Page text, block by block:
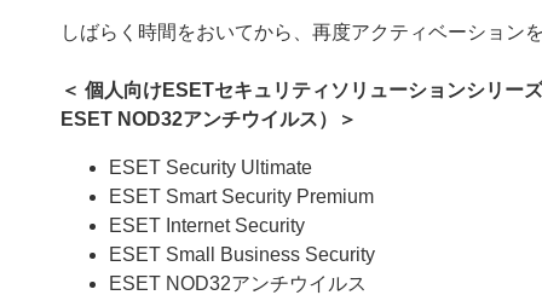
しばらく時間をおいてから、再度アクティベーション
＜ 個人向けESETセキュリティソリューションシリー
ESET NOD32アンチウイルス）＞
ESET Security Ultimate
ESET Smart Security Premium
ESET Internet Security
ESET Small Business Security
ESET NOD32アンチウイルス